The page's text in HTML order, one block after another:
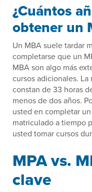
¿Cuántos
obtener un
Un MBA suele tardar
completarse que un
MBA son algo más
cursos adicionales.
constan de 33 horas
menos de dos años.
usted en completar
matriculado a tiempo
usted tomar cursos
MPA vs.
clave